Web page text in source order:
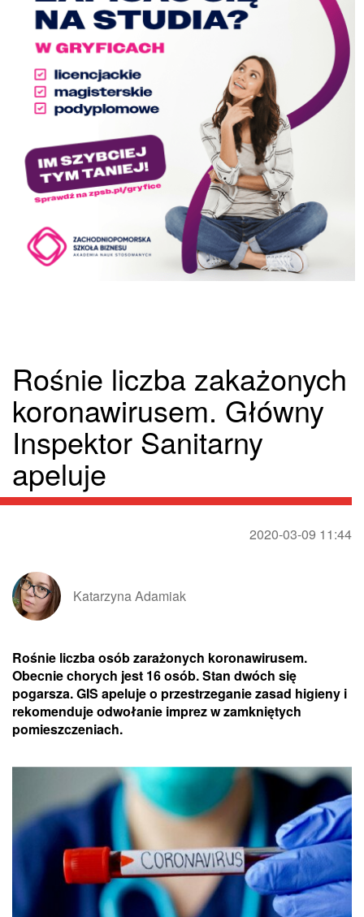
Rośnie liczba zakażonych
koronawirusem. Główny
Inspektor Sanitarny
apeluje
2020-03-09 11:44
Katarzyna Adamiak
Rośnie liczba osób zarażonych koronawirusem.
Obecnie chorych jest 16 osób. Stan dwóch się
pogarsza. GIS apeluje o przestrzeganie zasad higieny i
rekomenduje odwołanie imprez w zamkniętych
pomieszczeniach.